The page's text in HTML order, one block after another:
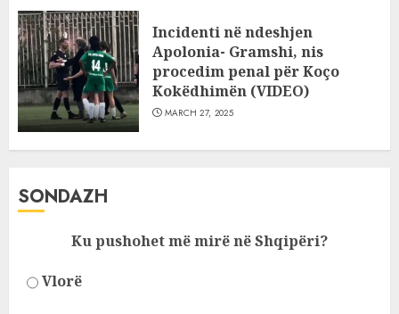
Incidenti në ndeshjen
Apolonia- Gramshi, nis
procedim penal për Koço
Kokëdhimën (VIDEO)
MARCH 27, 2025
SONDAZH
Ku pushohet më mirë në Shqipëri?
Vlorë